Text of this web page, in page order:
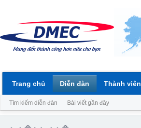
Trang chủ Diễn đàn
Tìm kiếm diễn đàn Bài viết gần đây
Thành viên